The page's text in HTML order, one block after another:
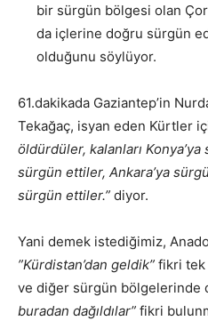
bir sürgün bölgesi olan
da içlerine doğru sürgün
olduğunu söylüyor.
61.dakikada Gaziantep’in
Tekağaç, isyan eden Kürtler
öldürdüler, kalanları
sürgün ettiler, Ankara’ya
sürgün ettiler.” diyor.
Yani demek istediğimiz,
”Kürdistan’dan geldik” fikri tek
ve diğer sürgün bölgelerinde
buradan dağıldılar” fikri